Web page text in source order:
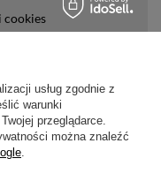
cookies
usług zgodnie z
warunki
przeglądarce.
można znaleźć
.